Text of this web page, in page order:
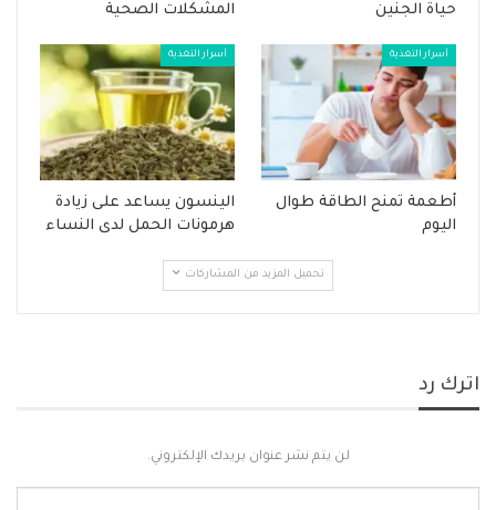
حياة الجنين المشكلات الصحية
أسرار التغذية
أطعمة تمنح الطاقة طوال
اليوم
أسرار التغذية
الينسون يساعد على زيادة
هرمونات الحمل لدى النساء
تحميل المزيد من المشاركات
اترك رد
لن يتم نشر عنوان بريدك الإلكتروني.